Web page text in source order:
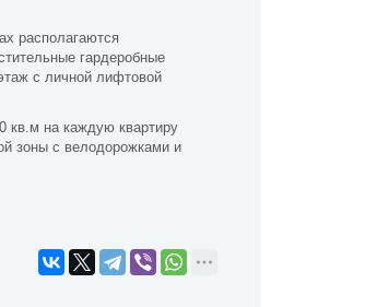
располагаются
гардеробные
с личной лифтовой
кв.м на каждую квартиру
зоны с велодорожками и